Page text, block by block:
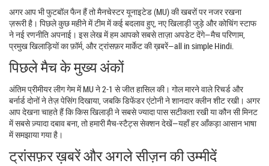
अगर आप भी फुटबॉल फैन हैं तो मैनचेस्टर यूनाइटेड (MU) की खबरों पर नजर रखना
ज़रूरी है। पिछले कुछ महीने में टीम में कई बदलाव हुए, नए खिलाड़ी जुड़े और कोचिंग स्टाफ
ने नई रणनीति अपनाई। इस लेख में हम आपको सबसे ताज़ा अपडेट देंगे—मैच परिणाम,
प्रमुख खिलाड़ियों का फ़ॉर्म, और ट्रांसफ़र मार्केट की ख़बरें—all in simple Hindi.
पिछले मैच के मुख्य अंकों
अंतिम प्रीमीयर लीग गेम में MU ने 2-1 से जीत हासिल की। गोल मारने वाले रिचर्ड और
बर्नार्ड दोनों ने तेज़ पेसिंग दिखाया, जबकि डिफेंडर एंटोनी ने शानदार क्लीन शीट रखी। अगर
आप देखना चाहते हैं कि किस खिलाड़ी ने सबसे ज्यादा पास सटीकता रखी या कौन सी मिनट
में सबसे ज़्यादा दबाव बना, तो हमारी मैच‑स्टैट्स सेक्शन देखें—यहाँ हर आँकड़ा आसान भाषा
में समझाया गया है।
ट्रांसफ़र ख़बरें और अगले सीज़न की उम्मीदें